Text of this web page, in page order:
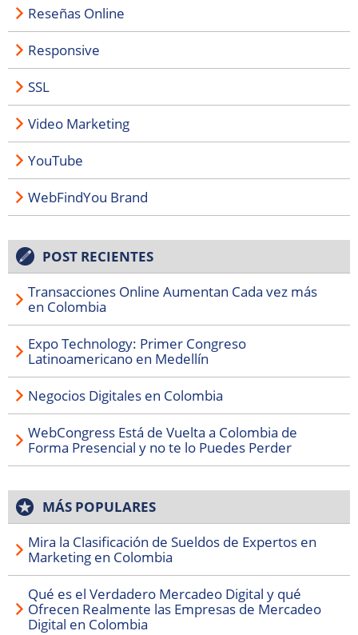
Reseñas Online
Responsive
SSL
Video Marketing
YouTube
WebFindYou Brand
POST RECIENTES
Transacciones Online Aumentan Cada vez más
en Colombia
Expo Technology: Primer Congreso
Latinoamericano en Medellín
Negocios Digitales en Colombia
WebCongress Está de Vuelta a Colombia de
Forma Presencial y no te lo Puedes Perder
MÁS POPULARES
Mira la Clasificación de Sueldos de Expertos en
Marketing en Colombia
Qué es el Verdadero Mercadeo Digital y qué
Ofrecen Realmente las Empresas de Mercadeo
Digital en Colombia